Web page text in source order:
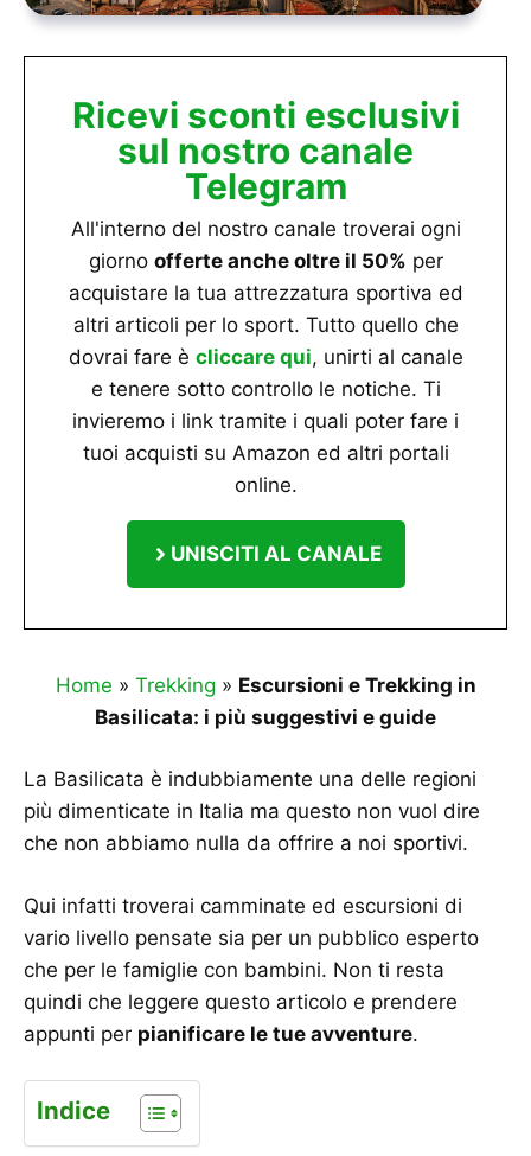
Ricevi sconti esclusivi
sul nostro canale
Telegram
All'interno del nostro canale troverai ogni
giorno offerte anche oltre il 50% per
acquistare la tua attrezzatura sportiva ed
altri articoli per lo sport. Tutto quello che
dovrai fare è cliccare qui, unirti al canale
e tenere sotto controllo le notiche. Ti
invieremo i link tramite i quali poter fare i
tuoi acquisti su Amazon ed altri portali
online.
UNISCITI AL CANALE
Home » Trekking » Escursioni e Trekking in
Basilicata: i più suggestivi e guide
La Basilicata è indubbiamente una delle regioni
più dimenticate in Italia ma questo non vuol dire
che non abbiamo nulla da offrire a noi sportivi.
Qui infatti troverai camminate ed escursioni di
vario livello pensate sia per un pubblico esperto
che per le famiglie con bambini. Non ti resta
quindi che leggere questo articolo e prendere
appunti per pianificare le tue avventure.
Indice